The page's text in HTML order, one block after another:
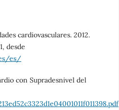
cardiovasculares. 2012.
desde
es/
con Supradesnivel del